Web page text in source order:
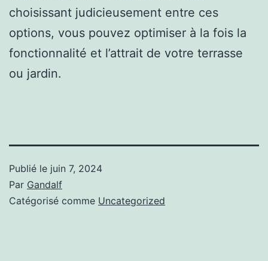
choisissant judicieusement entre ces
options, vous pouvez optimiser à la fois la
fonctionnalité et l’attrait de votre terrasse
ou jardin.
Publié le juin 7, 2024
Par Gandalf
Catégorisé comme Uncategorized